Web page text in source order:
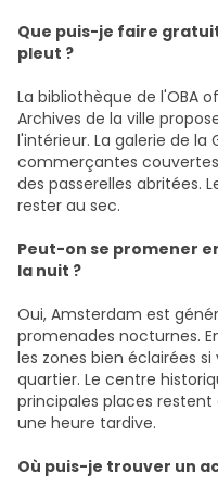
Que puis-je faire
pleut ?
La bibliothèque de l'OBA
Archives de la ville
l'intérieur. La galerie de la
commerçantes
des passerelles abritées.
rester au sec.
Peut-on se promener
la nuit ?
Oui, Amsterdam est
promenades nocturnes.
les zones bien éclairées
quartier. Le centre
principales places
une heure tardive.
Où puis-je trouver un